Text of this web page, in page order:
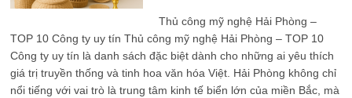
ty
tín
Thủ công mỹ nghệ Hải Phòng –
TOP 10 Công ty uy tín Thủ công mỹ nghệ Hải Phòng – TOP 10
Công ty uy tín là danh sách đặc biệt dành cho những ai yêu thích
giá trị truyền thống và tinh hoa văn hóa Việt. Hải Phòng không chỉ
nổi tiếng với vai trò là trung tâm kinh tế biển lớn của miền Bắc, mà